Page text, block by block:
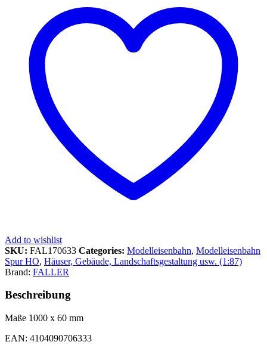
Add to wishlist
SKU: FAL170633 Categories: Modelleisenbahn, Modelleisenbahn
Spur HO, Häuser, Gebäude, Landschaftsgestaltung usw. (1:87)
Brand: FALLER
Beschreibung
Maße 1000 x 60 mm
EAN: 4104090706333